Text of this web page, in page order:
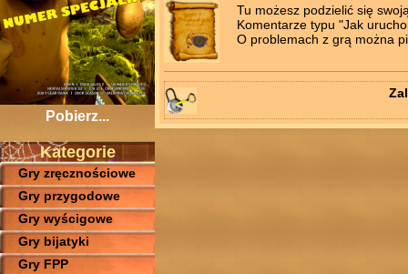
Pobierz...
Kategorie
Gry zręcznościowe
Gry przygodowe
Gry wyścigowe
Gry bijatyki
Gry FPP
Tu możesz podzielić się
Komentarze typu "Jak
O problemach z grą można